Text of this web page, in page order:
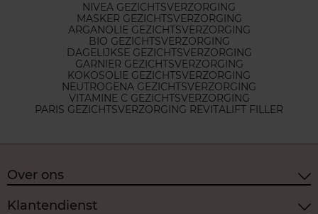
NIVEA GEZICHTSVERZORGING
MASKER GEZICHTSVERZORGING
ARGANOLIE GEZICHTSVERZORGING
BIO GEZICHTSVERZORGING
DAGELIJKSE GEZICHTSVERZORGING
GARNIER GEZICHTSVERZORGING
KOKOSOLIE GEZICHTSVERZORGING
NEUTROGENA GEZICHTSVERZORGING
VITAMINE C GEZICHTSVERZORGING
PARIS GEZICHTSVERZORGING REVITALIFT FILLER
Over ons
Klantendienst